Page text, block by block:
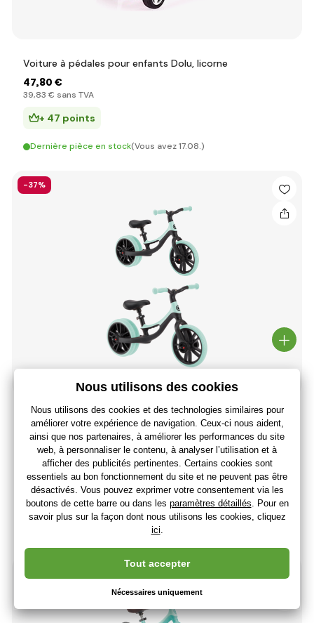
Voiture à pédales pour enfants Dolu, licorne
47,80 €
39,83 € sans TVA
+ 47 points
Dernière pièce en stock(Vous avez 17.08.)
-37%
5.0
Globber draisienne GO BIKE ELITE DUO- MINT
,77 €
,95 €(-37 %)
40,64 €sans TVA
+ 48 points
(Vous avez 17.08.)